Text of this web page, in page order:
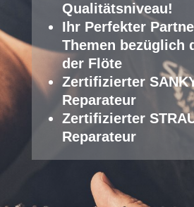
Qualitätsniveau!
Ihr Perfekter
Themen bezüglich
der Flöte
Zertifizierter
Reparateur
Zertifizierter
Reparateur